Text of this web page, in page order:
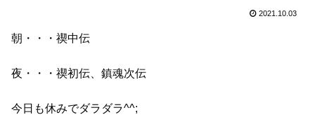
2021.10.03
朝・・・禊中伝
夜・・・禊初伝、鎮魂次伝
今日も休みでダラダラ^^;